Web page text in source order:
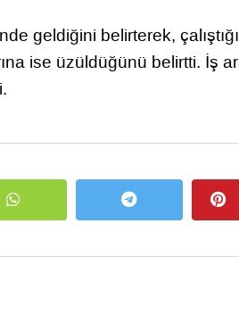
geldiğini belirterek,
ise üzüldüğünü belirtti. İş